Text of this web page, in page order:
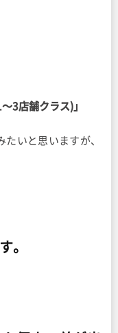
3店舗クラス)」
いと思いますが、
。